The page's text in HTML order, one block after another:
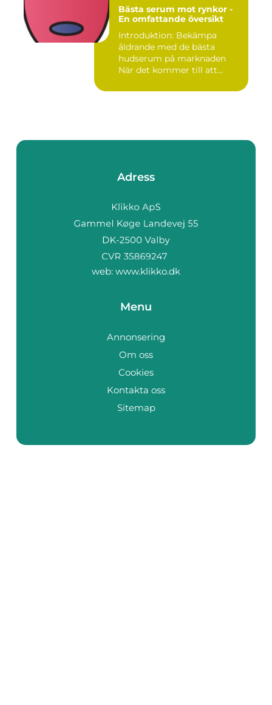
Bästa serum mot rynkor -
En omfattande översikt
Introduktion: Bekämpa
åldrande med de bästa
hudserum på marknaden
När det kommer till att
Adress
web: www.klikko.dk
Menu
Annonsering
Om oss
Cookies
Kontakta oss
Sitemap